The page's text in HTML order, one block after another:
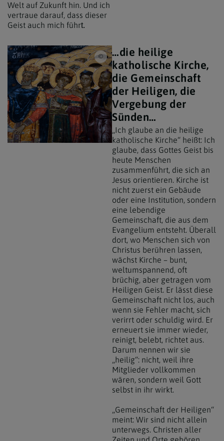
Welt auf Zukunft hin. Und ich
vertraue darauf, dass dieser
Geist auch mich führt.
iStock/canerozkan / Greek Orthodox,
…die heilige
katholische Kirche,
die Gemeinschaft
der Heiligen, die
Vergebung der
Sünden…
„Ich glaube an die heilige
katholische Kirche“ heißt: Ich
glaube, dass Gottes Geist bis
heute Menschen
zusammenführt, die sich an
Jesus orientieren. Kirche ist
nicht zuerst ein Gebäude
oder eine Institution, sondern
eine lebendige
Gemeinschaft, die aus dem
Evangelium entsteht. Überall
dort, wo Menschen sich von
Christus berühren lassen,
wächst Kirche – bunt,
weltumspannend, oft
brüchig, aber getragen vom
Heiligen Geist. Er lässt diese
Gemeinschaft nicht los, auch
wenn sie Fehler macht, sich
verirrt oder schuldig wird. Er
erneuert sie immer wieder,
reinigt, belebt, richtet aus.
Darum nennen wir sie
„heilig“: nicht, weil ihre
Mitglieder vollkommen
wären, sondern weil Gott
selbst in ihr wirkt.
„Gemeinschaft der Heiligen“
meint: Wir sind nicht allein
unterwegs. Christen aller